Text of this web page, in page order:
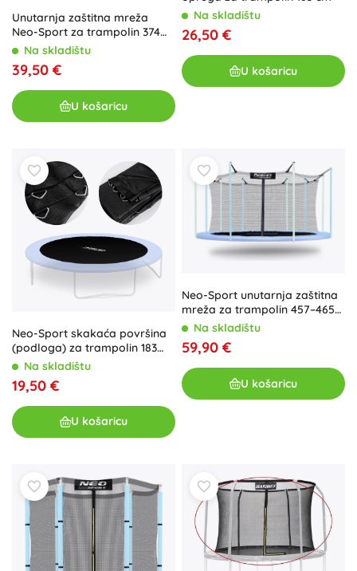
Unutarnja zaštitna mreža
Neo-Sport za trampolin 374
cm 12 ft
Na skladištu
39,50 €
U košaricu
Na skladištu
26,50 €
U košaricu
Neo-Sport skakaća površina
(podloga) za trampolin 183
cm (6 ft) – 36 opruga
Na skladištu
19,50 €
U košaricu
Neo-Sport unutarnja zaštitna
mreža za trampolin 457–465
cm (15 ft) za 10 stupova
Na skladištu
59,90 €
U košaricu